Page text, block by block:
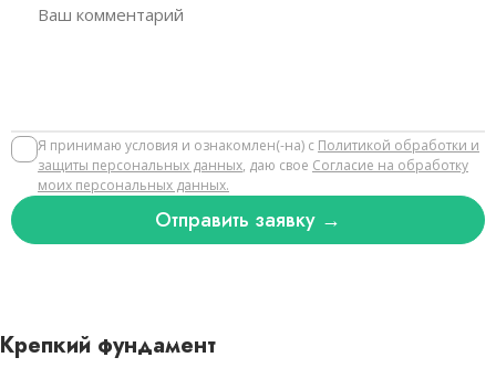
Я принимаю условия и ознакомлен(-на) с Политикой обработки и
защиты персональных данных, даю свое Согласие на обработку
моих персональных данных.
Отправить заявку →
Крепкий фундамент
Политикой обработки и защиты
персональных данных